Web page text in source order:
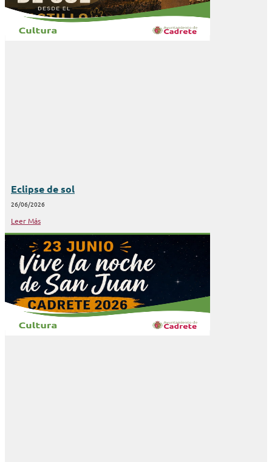
Eclipse de sol
26/06/2026
Leer Más